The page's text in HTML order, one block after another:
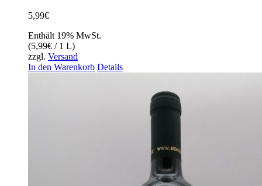
5,99€
Enthält 19% MwSt.
(5,99€ / 1 L)
zzgl. Versand
In den Warenkorb Details